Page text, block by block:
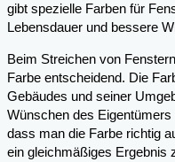
gibt spezielle Farben für
Lebensdauer und bessere
Beim Streichen von
Farbe entscheidend. Die
Gebäudes und seiner
Wünschen des
dass man die Farbe richtig
ein gleichmäßiges Ergebnis